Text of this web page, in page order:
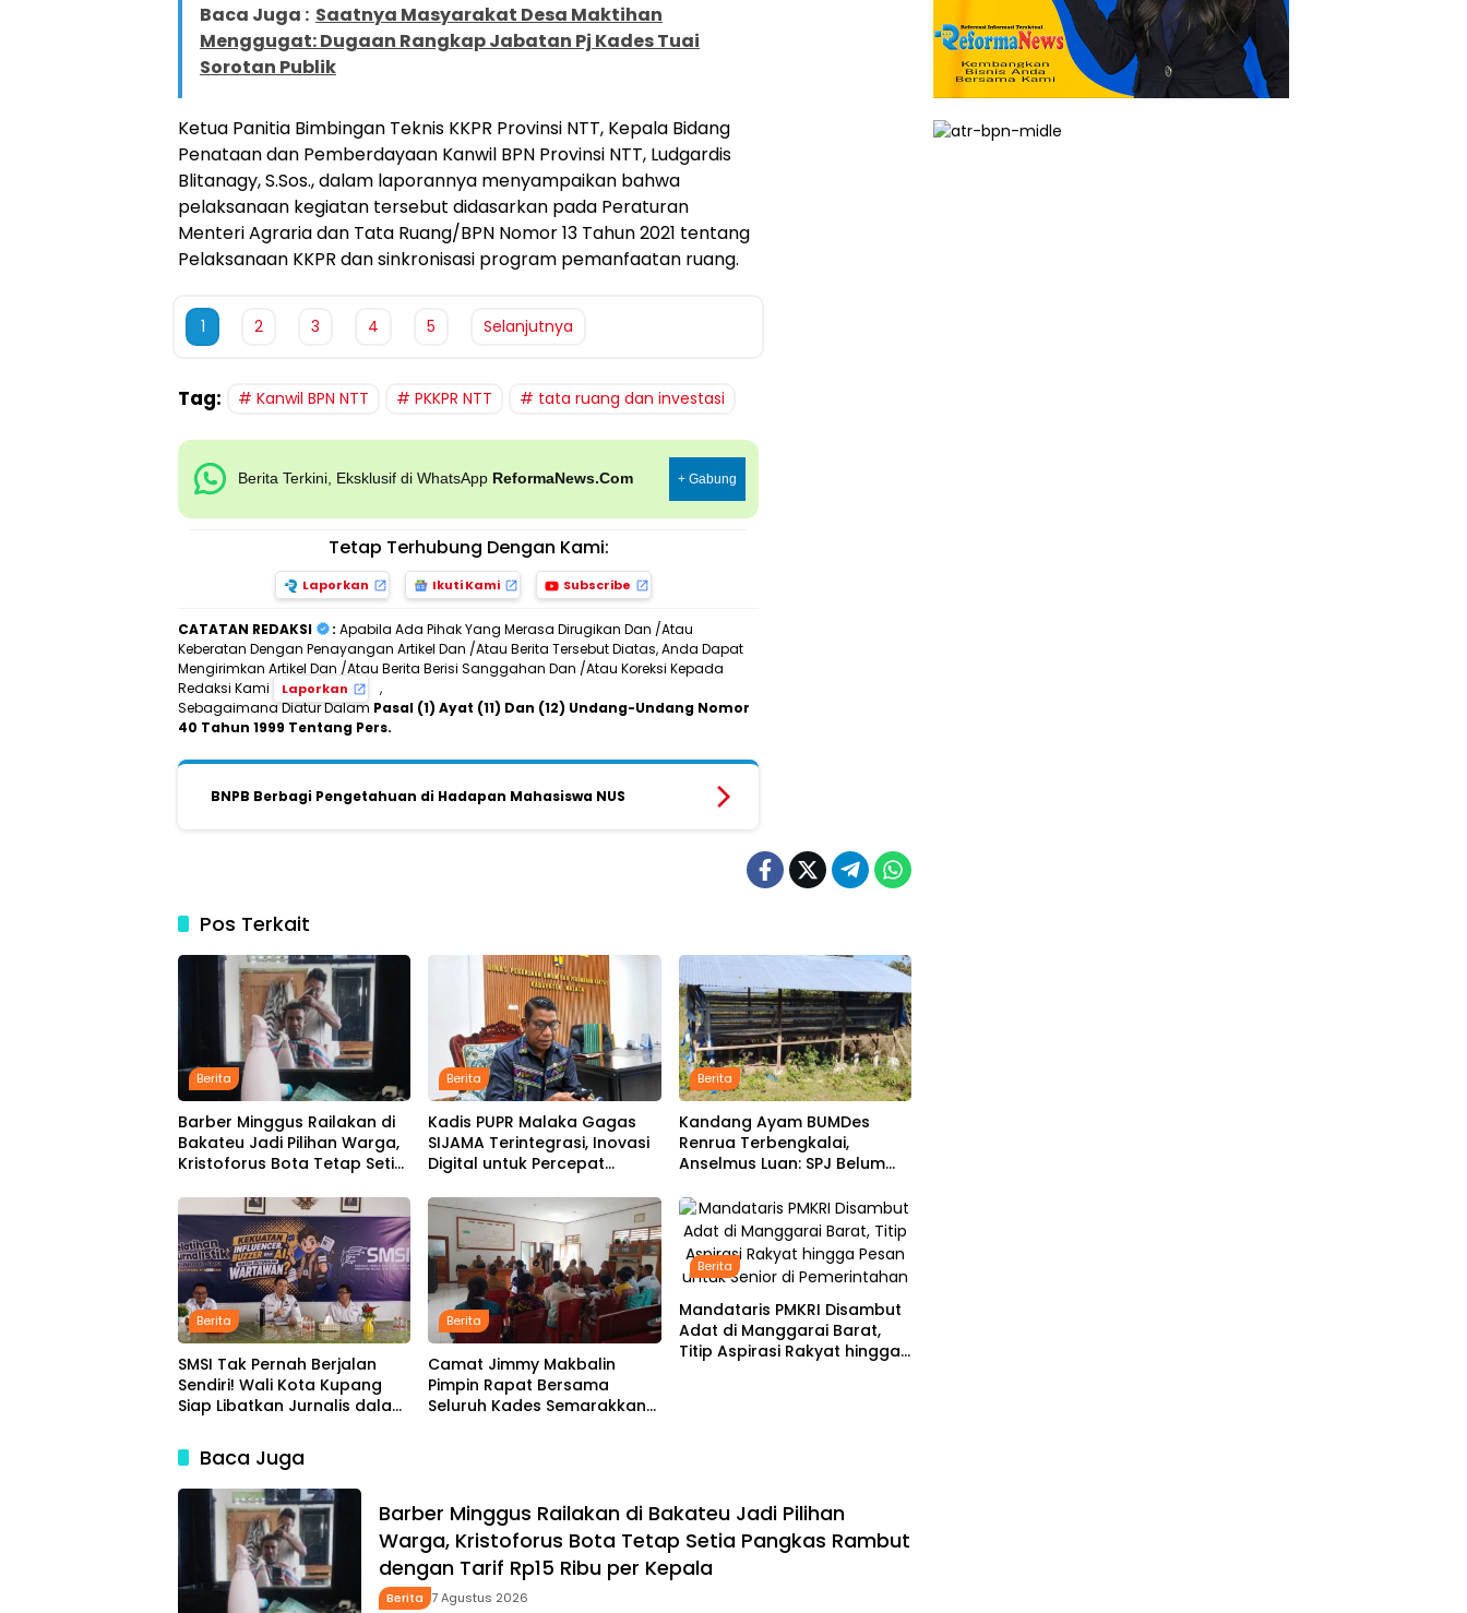
Baca Juga : Saatnya Masyarakat Desa Maktihan
Menggugat: Dugaan Rangkap Jabatan Pj Kades Tuai
Sorotan Publik
Ketua Panitia Bimbingan Teknis KKPR Provinsi NTT, Kepala Bidang
Penataan dan Pemberdayaan Kanwil BPN Provinsi NTT, Ludgardis
Blitanagy, S.Sos., dalam laporannya menyampaikan bahwa
pelaksanaan kegiatan tersebut didasarkan pada Peraturan
Menteri Agraria dan Tata Ruang/BPN Nomor 13 Tahun 2021 tentang
Pelaksanaan KKPR dan sinkronisasi program pemanfaatan ruang.
1 2 3 4 5 Selanjutnya
Tag: Kanwil BPN NTT PKKPR NTT tata ruang dan investasi
Berita Terkini, Eksklusif di WhatsApp ReformaNews.Com + Gabung
Tetap Terhubung Dengan Kami:
Laporkan Ikuti Kami Subscribe
CATATAN REDAKSI : Apabila Ada Pihak Yang Merasa Dirugikan Dan /Atau
Keberatan Dengan Penayangan Artikel Dan /Atau Berita Tersebut Diatas, Anda Dapat
Mengirimkan Artikel Dan /Atau Berita Berisi Sanggahan Dan /Atau Koreksi Kepada
Redaksi Kami
Laporkan
,
Sebagaimana Diatur Dalam Pasal (1) Ayat (11) Dan (12) Undang-Undang Nomor
40 Tahun 1999 Tentang Pers.
BNPB Berbagi Pengetahuan di Hadapan Mahasiswa NUS
Pos Terkait
Berita
Barber Minggus Railakan di
Bakateu Jadi Pilihan Warga,
Kristoforus Bota Tetap Setia
Tarif Rp15 Ribu per Kepala
Berita
Kadis PUPR Malaka Gagas
SIJAMA Terintegrasi, Inovasi
Digital untuk Percepat
Berita
Kandang Ayam BUMDes
Renrua Terbengkalai,
Anselmus Luan: SPJ Belum
Sejak Januari Belum Dibayar
Berita
SMSI Tak Pernah Berjalan
Sendiri! Wali Kota Kupang
Siap Libatkan Jurnalis dalam
Berita
Camat Jimmy Makbalin
Pimpin Rapat Bersama
Seluruh Kades Semarakkan
Berita
Mandataris PMKRI Disambut
Adat di Manggarai Barat,
Titip Aspirasi Rakyat hingga
Baca Juga
Barber Minggus Railakan di Bakateu Jadi Pilihan
Warga, Kristoforus Bota Tetap Setia Pangkas Rambut
dengan Tarif Rp15 Ribu per Kepala
Berita 7 Agustus 2026